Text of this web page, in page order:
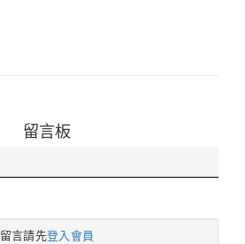
留言板
留言請先登入會員